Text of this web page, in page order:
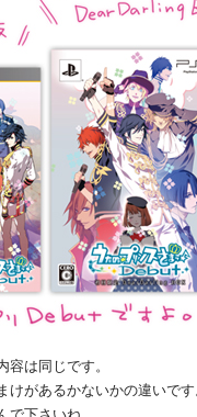
容は同じです。
けがあるかないかの違いです